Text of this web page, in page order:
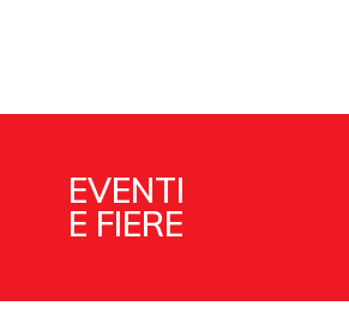
EVENTI
E FIERE